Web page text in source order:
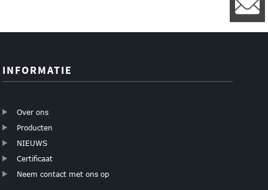
INFORMATIE
Over ons
Producten
NIEUWS
Certificaat
Neem contact met ons op